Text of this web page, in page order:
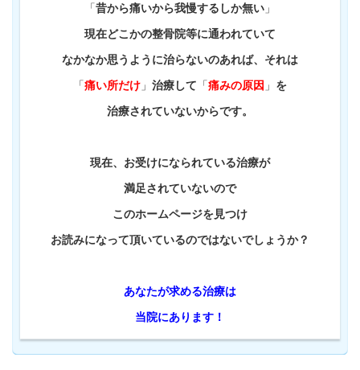
「昔から痛いから我慢するしか無い 」
現在どこかの整骨院等に通われていて
なかなか思うように治らないのあれば、それは
「痛い所だけ 」 治療して 「痛みの原因 」 を
治療されていないからです。
現在、お受けになられている治療が
満足されていないので
このホームページを見つけ
お読みになって頂いているのではないでしょうか？
あなたが求める治療は
当院にあります！